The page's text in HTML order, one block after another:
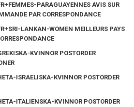
PARAGUAYENNES AVIS SUR
PAR CORRESPONDANCE
LANKAN-WOMEN MEILLEURS PAYS
KVINNOR POSTORDER
ISRAELISKA-KVINNOR POSTORDER
ITALIENSKA-KVINNOR POSTORDER